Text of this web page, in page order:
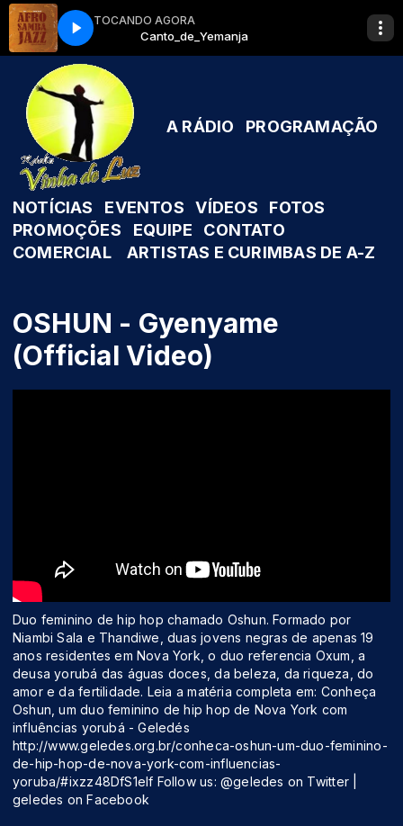
TOCANDO AGORA
Canto_de_Yemanja
A RÁDIO PROGRAMAÇÃO
NOTÍCIAS EVENTOS VÍDEOS
FOTOS
PROMOÇÕES
EQUIPE
CONTATO
COMERCIAL
ARTISTAS E CURIMBAS DE A-Z
OSHUN - Gyenyame
(Official Video)
Duo feminino de hip hop chamado Oshun. Formado por
Niambi Sala e Thandiwe, duas jovens negras de apenas 19
anos residentes em Nova York, o duo referencia Oxum, a
deusa yorubá das águas doces, da beleza, da riqueza, do
amor e da fertilidade. Leia a matéria completa em: Conheça
Oshun, um duo feminino de hip hop de Nova York com
influências yorubá - Geledés
http://www.geledes.org.br/conheca-oshun-um-duo-feminino-
de-hip-hop-de-nova-york-com-influencias-
yoruba/#ixzz48DfS1elf Follow us: @geledes on Twitter |
geledes on Facebook